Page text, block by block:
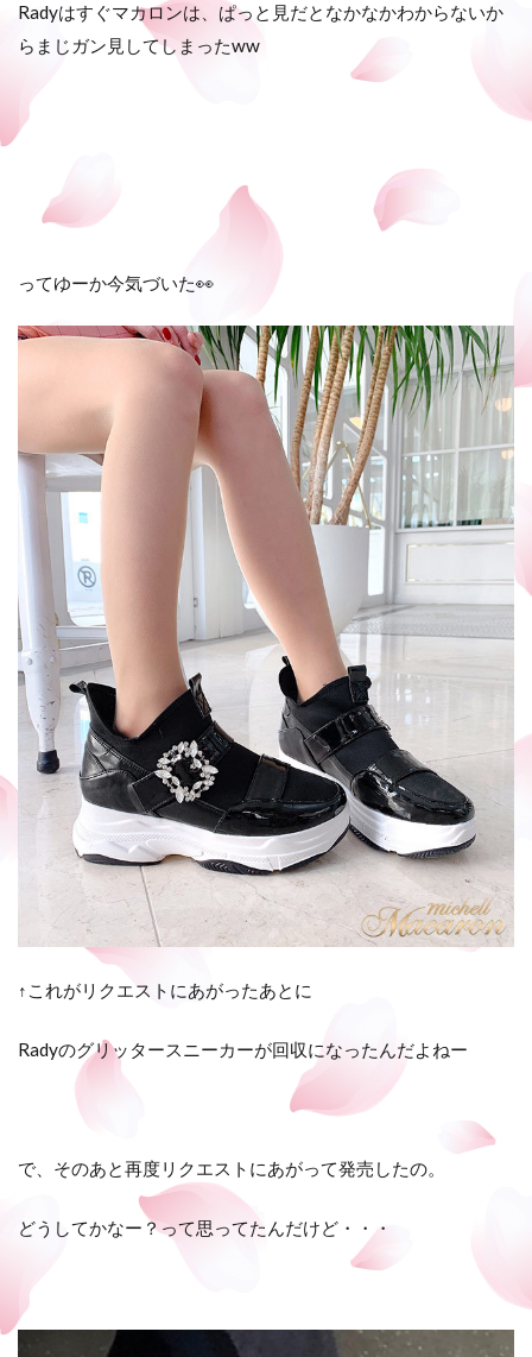
Radyはすぐマカロンは、ぱっと見だとなかなかわからないか
らまじガン見してしまったww
ってゆーか今気づいた👀
↑これがリクエストにあがったあとに
Radyのグリッタースニーカーが回収になったんだよねー
で、そのあと再度リクエストにあがって発売したの。
どうしてかなー？って思ってたんだけど・・・